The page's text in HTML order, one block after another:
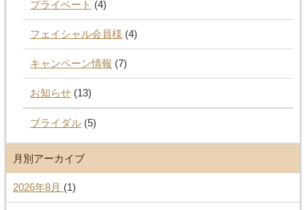
プライベート (4)
フェイシャル会員様 (4)
キャンペーン情報 (7)
お知らせ(13)
ブライダル(5)
月別アーカイブ
2026年8月 (1)